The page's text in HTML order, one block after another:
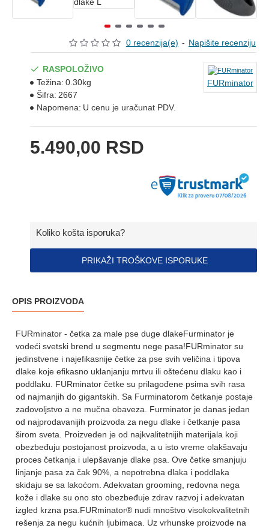
0 recenzija(e) - Napišite recenziju
5.490,00 RSD
RASPOLOŽIVO
Težina: 0.30kg
Šifra: 2667
Napomena: U cenu je uračunat PDV.
FURminator
Koliko košta isporuka?
PRIKAŽI TROŠKOVE ISPORUKE
OPIS PROIZVODA
FURminator - četka za male pse duge dlakeFurminator je
vodeći svetski brend u segmentu nege pasa!FURminator su
jedinstvene i najefikasnije četke za pse svih veličina i tipova
dlake koje efikasno uklanjanju mrtvu ili oštećenu dlaku kao i
poddlaku. FURminator četke su prilagođene psima svih rasa
od najmanjih do gigantskih. Sa Furminatorom četkanje postaje
zadovoljstvo a ne mučna obaveza. Furminator je danas jedan
od najprodavanijih proizvoda za negu dlake i četkanje pasa
širom sveta. Proizveden je od najkvalitetnijih materijala koji
obezbeđuju postojanost proizvoda, a u isto vreme olakšavaju
proces četkanja i ulepšavanje dlake psa. Ove četke smanjuju
linjanje pasa za čak 90%, a nepotrebna dlaka i poddlaka
skidaju se sa lakoćom. Adekvatan grooming, redovna nega
kože i dlake su ono sto obezbeđuje zdrav razvoj i adekvatan
izgled krzna psa.FURminator® nudi mnoštvo visokokvalitetnih
rešenja za negu kućnih ljubimaca. Uz vrhunske proizvode na